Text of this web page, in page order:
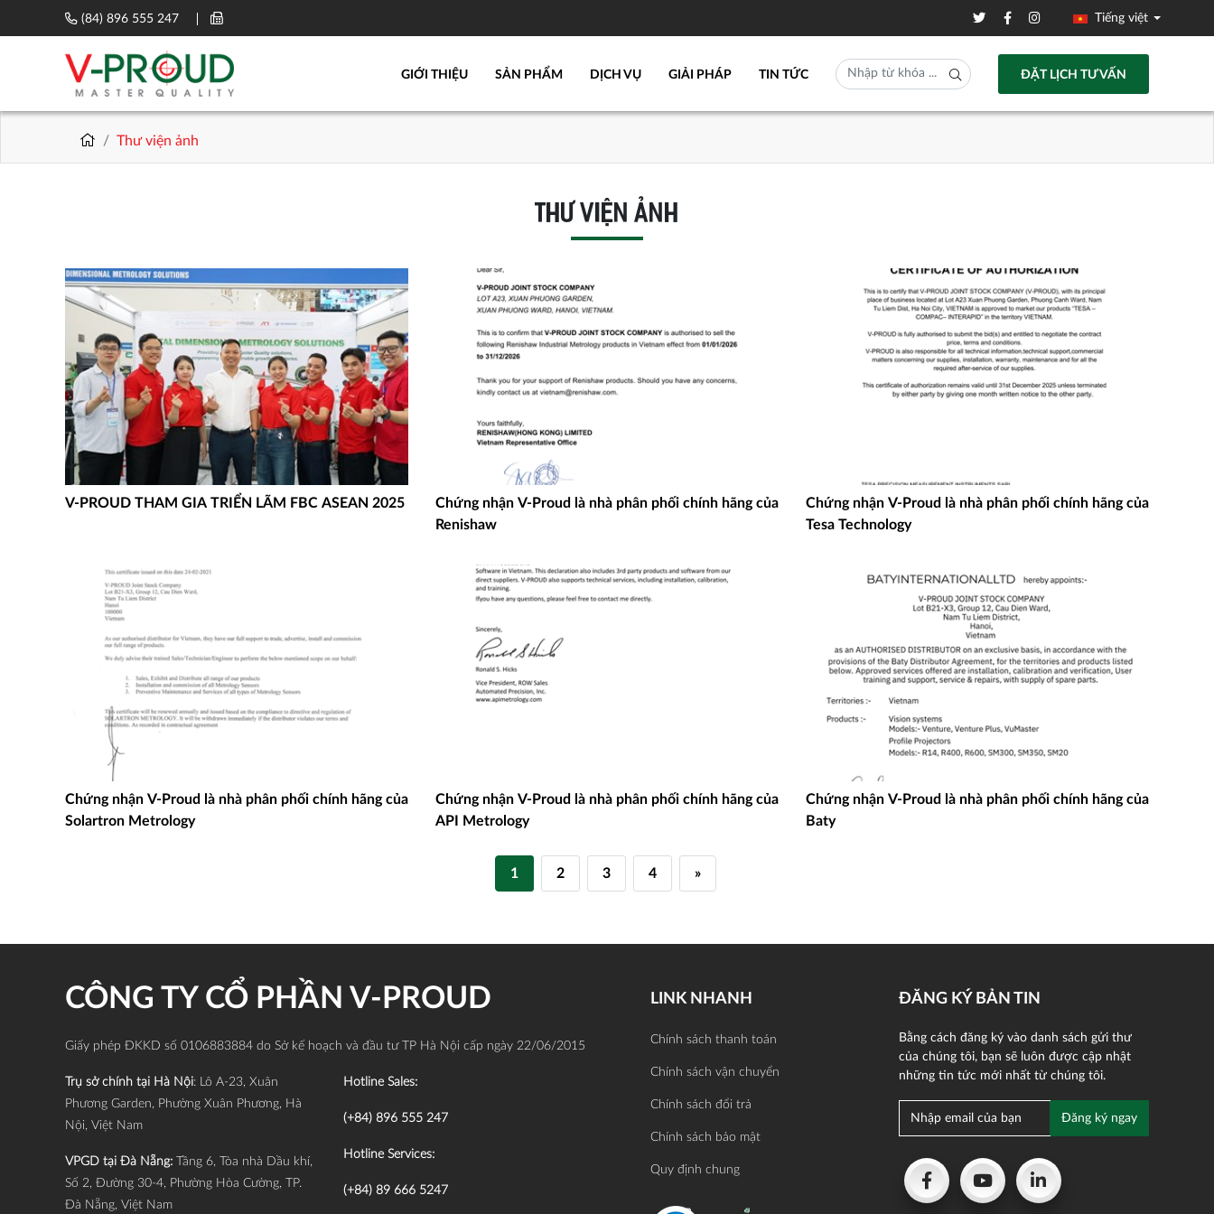
(84) 896 555 247 Tiếng việt
GIỚI THIỆU SẢN PHẨM DỊCH VỤ GIẢI PHÁP TIN TỨC ĐẶT LỊCH TƯ VẤN
Thư viện ảnh
THƯ VIỆN ẢNH
V-PROUD THAM GIA TRIỂN LÃM FBC ASEAN 2025
Chứng nhận V-Proud là nhà phân phối chính hãng của
Renishaw
Chứng nhận V-Proud là nhà phân phối chính hãng của
Tesa Technology
Chứng nhận V-Proud là nhà phân phối chính hãng của
Solartron Metrology
Chứng nhận V-Proud là nhà phân phối chính hãng của
API Metrology
Chứng nhận V-Proud là nhà phân phối chính hãng của
Baty
1 2 3 4 »
CÔNG TY CỔ PHẦN V-PROUD
Giấy phép ĐKKD số 0106883884 do Sở kế hoạch và đầu tư TP Hà Nội cấp ngày 22/06/2015
Trụ sở chính tại Hà Nội: Lô A-23, Xuân
Phương Garden, Phường Xuân Phương, Hà
Nội, Việt Nam
VPGD tại Đà Nẵng: Tầng 6, Tòa nhà Dầu khí,
Số 2, Đường 30-4, Phường Hòa Cường, TP.
Đà Nẵng, Việt Nam
Hotline Sales:
(+84) 896 555 247
Hotline Services:
(+84) 89 666 5247
LINK NHANH
Chính sách thanh toán
Chính sách vận chuyển
Chính sách đổi trả
Chính sách bảo mật
Quy định chung
ĐĂNG KÝ BẢN TIN
Bằng cách đăng ký vào danh sách gửi thư
của chúng tôi, bạn sẽ luôn được cập nhật
những tin tức mới nhất từ chúng tôi.